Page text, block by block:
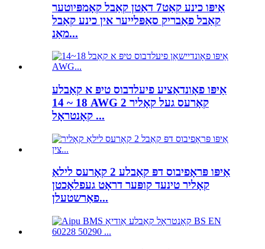
אַיפּו כינע קאַט7 דאַטן קאַבל קאָמפּיוטער
קאַבל פאַבריק סאַפּלייער אין כינע קאַבל
מאַנ...
אַיפּו פאָונדאַציע פיעלדבוס טיפּ א קאַבלע
18 ~ 14 AWG 2 קאָרעס געל קאָליר
קאָנטראָל ...
אַיפּו פּראָפיבוס דפּ קאַבלע 2 קאָרעס לילאַ
קאָליר טינעד קופּער דראָט געפלאָכטן
פאַרשטעלן...